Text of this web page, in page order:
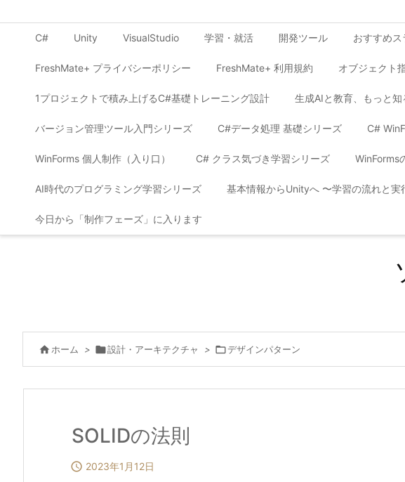
C# Unity VisualStudio 学習・就活 開発ツール おすすめ
FreshMate+ プライバシーポリシー FreshMate+ 利用規約 オブジェクト
1プロジェクトで積み上げるC#基礎トレーニング設計 生成AIと教育、もっと
バージョン管理ツール入門シリーズ C#データ処理 基礎シリーズ C#
WinForms 個人制作（入り口） C# クラス気づき学習シリーズ WinForms
AI時代のプログラミング学習シリーズ 基本情報からUnityへ 〜学習の流れと実
今日から「制作フェーズ」に入ります
 ホーム > 設計・アーキテクチャ > デザインパターン
SOLIDの法則
 2023年1月12日